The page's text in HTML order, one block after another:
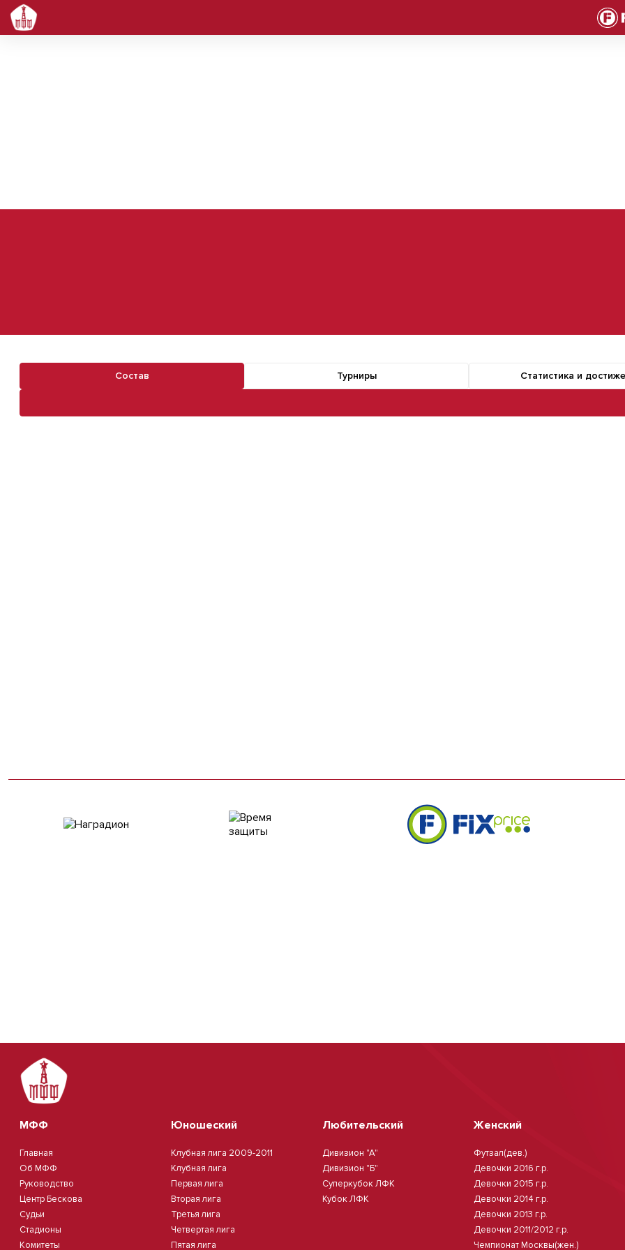
Состав Турниры Статистика и
Навигация по разделам команды
МФФ
Главная
Об МФФ
Руководство
Центр Бескова
Судьи
Стадионы
Комитеты
Юношеский
Клубная лига 2009-2011
Клубная лига
Первая лига
Вторая лига
Третья лига
Четвертая лига
Пятая лига
Любительский
Дивизион "А"
Дивизион "Б"
Суперкубок ЛФК
Кубок ЛФК
Женский
Футзал(дев.)
Девочки 2016 г.р.
Девочки 2015 г.р.
Девочки 2014 г.р.
Девочки 2013 г.р.
Девочки 2011/2012 г.р.
Чемпионат Москвы(жен.)